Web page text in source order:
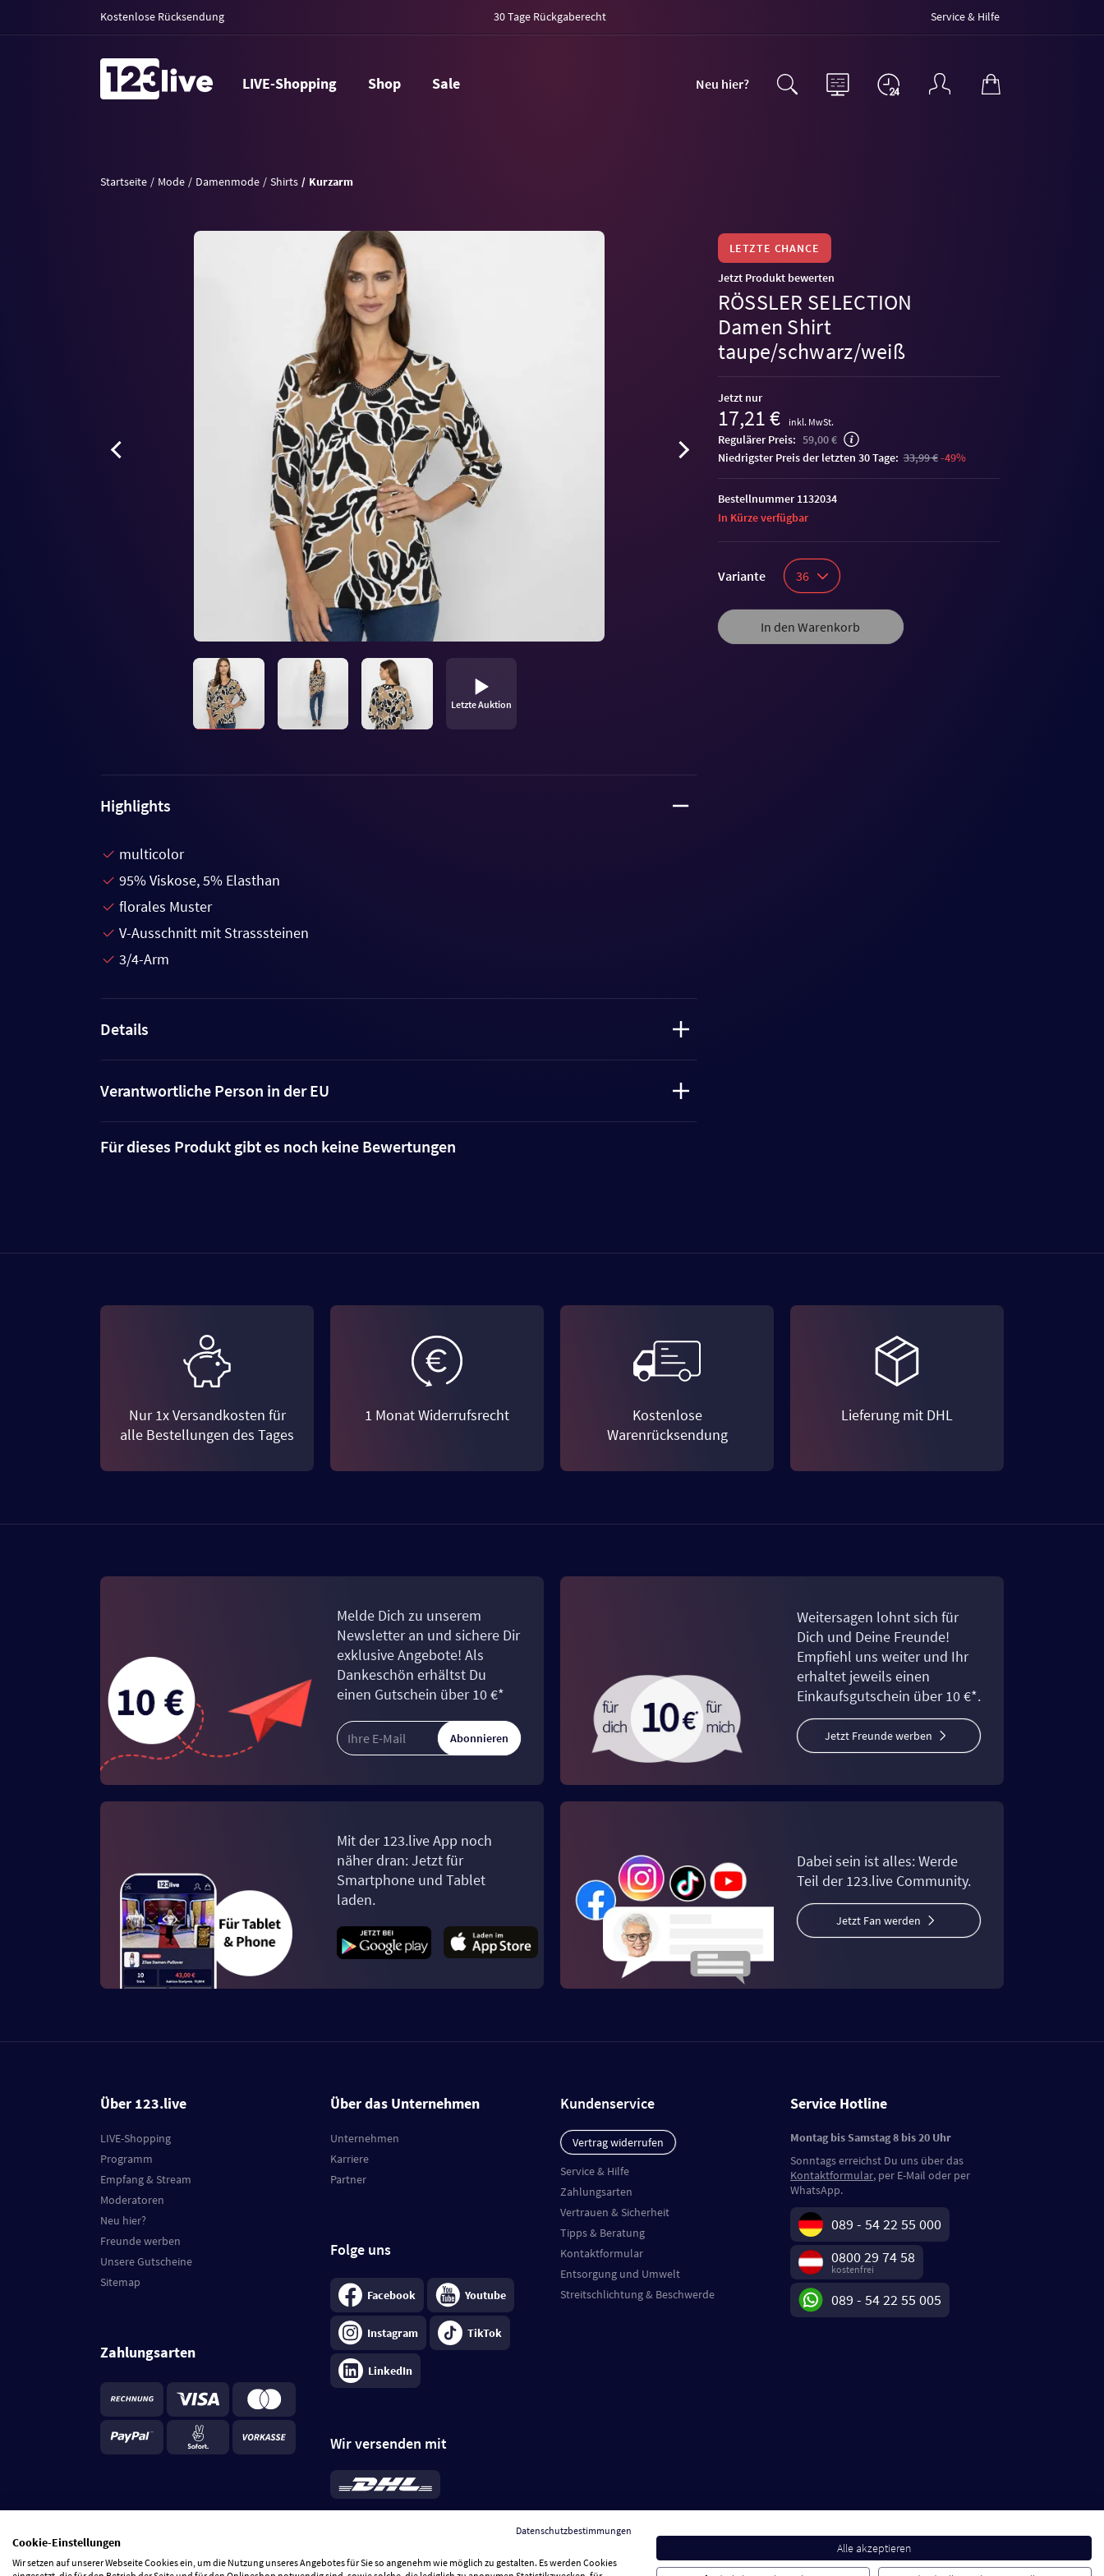
Kostenlose Rücksendung 30 Tage Rückgaberecht Service & Hilfe
LIVE-Shopping Shop Sale Neu hier?
Startseite Mode Damenmode Shirts Kurzarm
Letzte Auktion
LETZTE CHANCE
Jetzt Produkt bewerten
RÖSSLER SELECTION
Damen Shirt
taupe/schwarz/weiß
Jetzt nur
17,21 € inkl. MwSt.
Regulärer Preis: 59,00 €
niedrigster Preis der letzten 30 Tage: 33,99 €-49%
Variante 36
In den Warenkorb
Bestellnummer 1132034
In Kürze verfügbar
Highlights
multicolor
95% Viskose, 5% Elasthan
florales Muster
V-Ausschnitt mit Strasssteinen
3/4-Arm
Details
Verantwortliche Person in der EU
Für dieses Produkt gibt es noch keine Bewertungen
Nur 1x Versandkosten für
alle Bestellungen des Tages
1 Monat Widerrufsrecht
Kostenlose
Warenrücksendung
Lieferung mit DHL
Melde Dich zu unserem
Newsletter an und sichere Dir
exklusive Angebote! Als
Dankeschön erhältst Du
einen Gutschein über 10 €*
Abonnieren
Weitersagen lohnt sich für
Dich und Deine Freunde!
Empfiehl uns weiter und Ihr
erhaltet jeweils einen
Einkaufsgutschein über 10 €*.
Jetzt Freunde werben
Mit der 123.live App noch
näher dran: Jetzt für
Smartphone und Tablet
laden.
Dabei sein ist alles: Werde
Teil der 123.live Community.
Jetzt Fan werden
Über 123.live
LIVE-Shopping
Programm
Empfang & Stream
Moderatoren
Neu hier?
Freunde werben
Unsere Gutscheine
Sitemap
Zahlungsarten
Über das Unternehmen
Unternehmen
Karriere
Partner
Folge uns
Facebook Youtube
Instagram TikTok
LinkedIn
Wir versenden mit
*Standard 6,95 €; bei Kühlware zzgl. 0,99 €
je Bestellung, insgesamt 7,94 €. Lieferzeit3-
Kundenservice
Vertrag widerrufen
Service & Hilfe
Zahlungsarten
Vertrauen & Sicherheit
Tipps & Beratung
Kontaktformular
Entsorgung und Umwelt
Streitschlichtung & Beschwerde
Service Hotline
Montag bis Samstag 8 bis 20 Uhr
Sonntags erreichst Du uns über das
Kontaktformular, per E-Mail oder per
WhatsApp.
089 - 54 22 55 000
0800 29 74 58
kostenfrei
089 - 54 22 55 005
Datenschutzbestimmungen
Cookie-Einstellungen
Wir setzen auf unserer Webseite Cookies ein, um die Nutzung unseres Angebotes für Sie so angenehm wie möglich zu gestalten. Es werden Cookies
Alle akzeptieren